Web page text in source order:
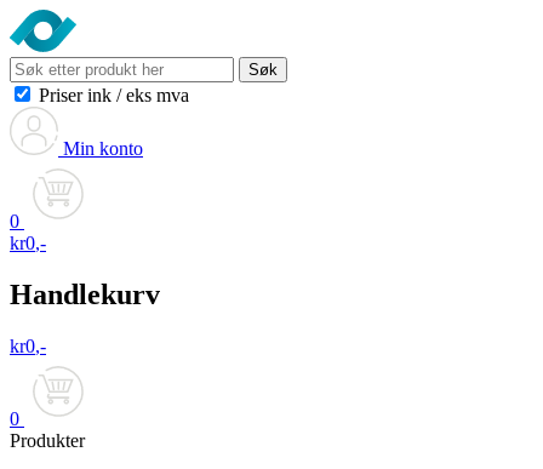
Søk
Priser ink / eks mva
Min konto
0
kr0,-
Handlekurv
kr0,-
0
Produkter